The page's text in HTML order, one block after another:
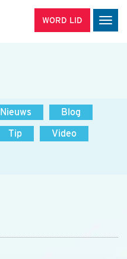
WORD LID
Nieuws
Blog
Tip
Video